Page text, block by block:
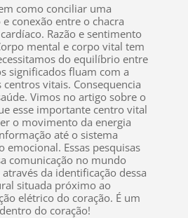
como conciliar uma
conexão entre o chacra
Razão e sentimento
mental e corpo vital tem
do equilíbrio entre
significados fluam com a
vitais. Consequencia
Vimos no artigo sobre o
esse importante centro vital
o movimento da energia
até o sistema
emocional. Essas pesquisas
comunicação no mundo
da identificação dessa
situada próximo ao
elétrico do coração. É um
do coração!